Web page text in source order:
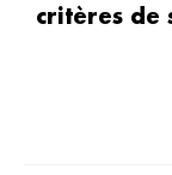
critères de